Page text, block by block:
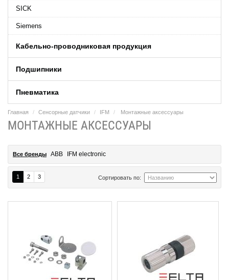
SICK
Siemens
Кабельно-проводниковая продукция
Подшипники
Пневматика
Главная Сенсорные датчики IFM Монтажные аксессуары
МОНТАЖНЫЕ АКСЕССУАРЫ
Все бренды ABB IFM electronic
Сортировать по:
1 2 3